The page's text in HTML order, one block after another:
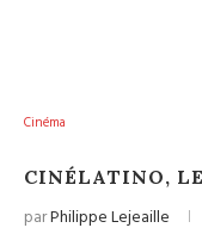
Cinéma
CINÉLATINO,
parPhilippe Lejeaille